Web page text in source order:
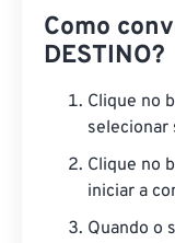
Como
DESTINO?
Clique no
selecionar
Clique no
iniciar a
Quando o